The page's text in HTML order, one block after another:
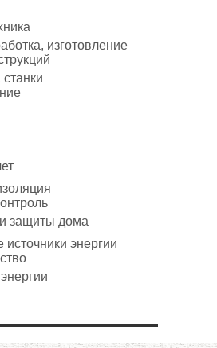
изготовление
защиты дома
энергии